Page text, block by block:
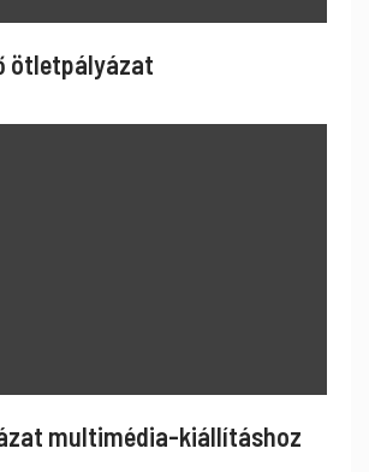
ötletpályázat
multimédia-kiállításhoz